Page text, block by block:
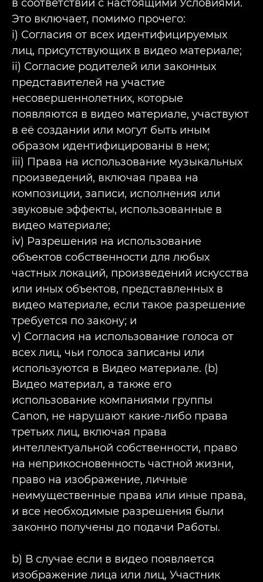
в соответствии с настоящими Условиями.
Это включает, помимо прочего:
i) Согласия от всех идентифицируемых
лиц, присутствующих в видео материале;
ii) Согласие родителей или законных
представителей на участие
несовершеннолетних, которые
появляются в видео материале, участвуют
в её создании или могут быть иным
образом идентифицированы в нем;
iii) Права на использование музыкальных
произведений, включая права на
композиции, записи, исполнения или
звуковые эффекты, использованные в
видео материале;
iv) Разрешения на использование
объектов собственности для любых
частных локаций, произведений искусства
или иных объектов, представленных в
видео материале, если такое разрешение
требуется по закону; и
v) Согласия на использование голоса от
всех лиц, чьи голоса записаны или
используются в Видео материале. (b)
Видео материал, а также его
использование компаниями группы
Canon, не нарушают какие-либо права
третьих лиц, включая права
интеллектуальной собственности, право
на неприкосновенность частной жизни,
право на изображение, личные
неимущественные права или иные права,
и все необходимые разрешения были
законно получены до подачи Работы.
b) В случае если в видео появляется
изображение лица или лиц, Участник